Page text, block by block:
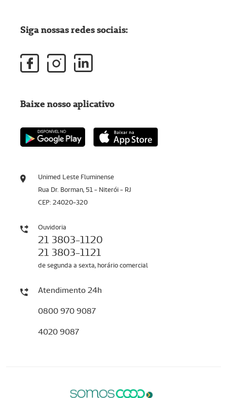
Unimed Leste Fluminense
Rua Dr. Borman, 51 - Niterói - RJ
CEP: 24020-320
Ouvidoria
21 3803-1120
21 3803-1121
de segunda a sexta, horário comercial
Atendimento 24h
0800 970 9087
4020 9087
Siga nossas redes sociais:
Baixe nosso aplicativo